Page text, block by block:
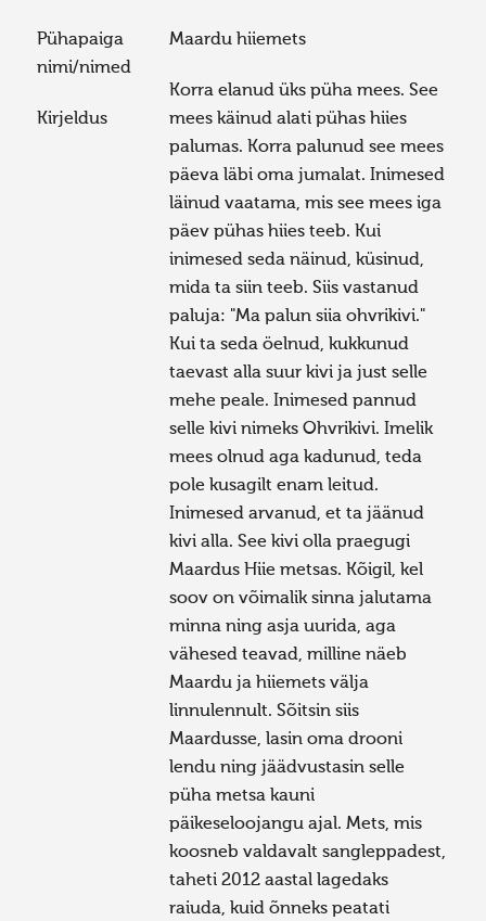
Pühapaiga
nimi/nimed
Maardu hiiemets
Kirjeldus
Korra elanud üks püha mees. See
mees käinud alati pühas hiies
palumas. Korra palunud see mees
päeva läbi oma jumalat. Inimesed
läinud vaatama, mis see mees iga
päev pühas hiies teeb. Kui
inimesed seda näinud, küsinud,
mida ta siin teeb. Siis vastanud
paluja: "Ma palun siia ohvrikivi."
Kui ta seda öelnud, kukkunud
taevast alla suur kivi ja just selle
mehe peale. Inimesed pannud
selle kivi nimeks Ohvrikivi. Imelik
mees olnud aga kadunud, teda
pole kusagilt enam leitud.
Inimesed arvanud, et ta jäänud
kivi alla. See kivi olla praegugi
Maardus Hiie metsas. Kõigil, kel
soov on võimalik sinna jalutama
minna ning asja uurida, aga
vähesed teavad, milline näeb
Maardu ja hiiemets välja
linnulennult. Sõitsin siis
Maardusse, lasin oma drooni
lendu ning jäädvustasin selle
püha metsa kauni
päikeseloojangu ajal. Mets, mis
koosneb valdavalt sangleppadest,
taheti 2012 aastal lagedaks
raiuda, kuid õnneks peatati